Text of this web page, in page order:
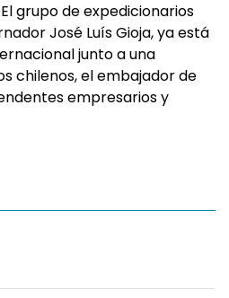
grupo de expedicionarios
José Luís Gioja, ya está
junto a una
chilenos, el embajador de
empresarios y